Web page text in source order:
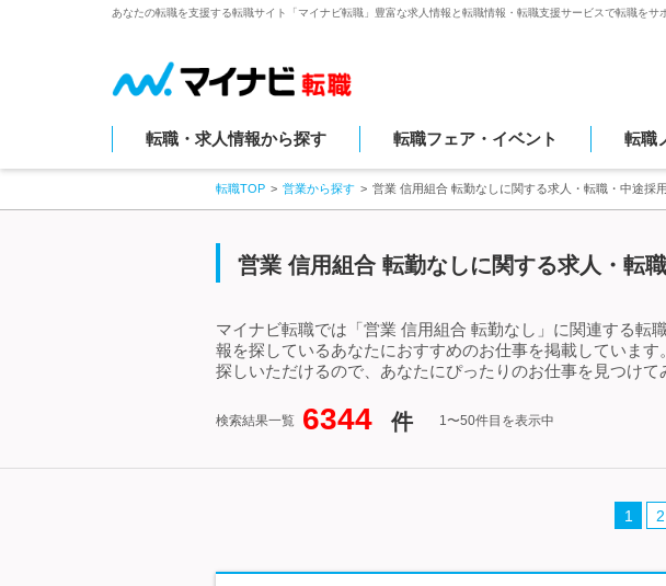
あなたの転職を支援する転職サイト「マイナビ転職」豊富な求人情報と転職情報・転職支援サービスで転職をサ
転職・求人情報から探す 転職フェア・イベント 転職
転職TOP 営業から探す 営業 信用組合 転勤なしに関する求人・転職・中途採
営業 信用組合 転勤なしに関する求人・転
マイナビ転職では「営業 信用組合 転勤なし」に関連する転
報を探しているあなたにおすすめのお仕事を掲載していま
探しいただけるので、あなたにぴったりのお仕事を見つけて
検索結果一覧 6344 件 1〜50件目を表示中
1 2